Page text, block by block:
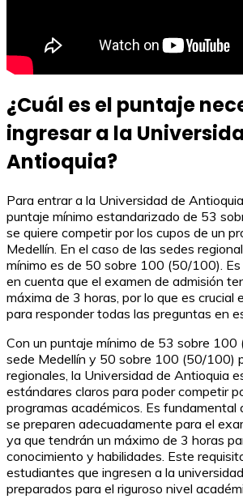
¿Cuál es el puntaje
ingresar a la
Antioquia?
Para entrar a la Universidad de
puntaje mínimo estandarizado de 53
se quiere competir por los cupos de un
Medellín. En el caso de las sedes
mínimo es de 50 sobre 100 (50/100).
en cuenta que el examen de admisión
máxima de 3 horas, por lo que es crucial
para responder todas las preguntas en
Con un puntaje mínimo de 53 sobre
sede Medellín y 50 sobre 100 (50/100)
regionales, la Universidad de Antioquia
estándares claros para poder competir
programas académicos. Es fundamental
se preparen adecuadamente para el
ya que tendrán un máximo de 3 horas
conocimiento y habilidades. Este
estudiantes que ingresen a la
preparados para el riguroso nivel